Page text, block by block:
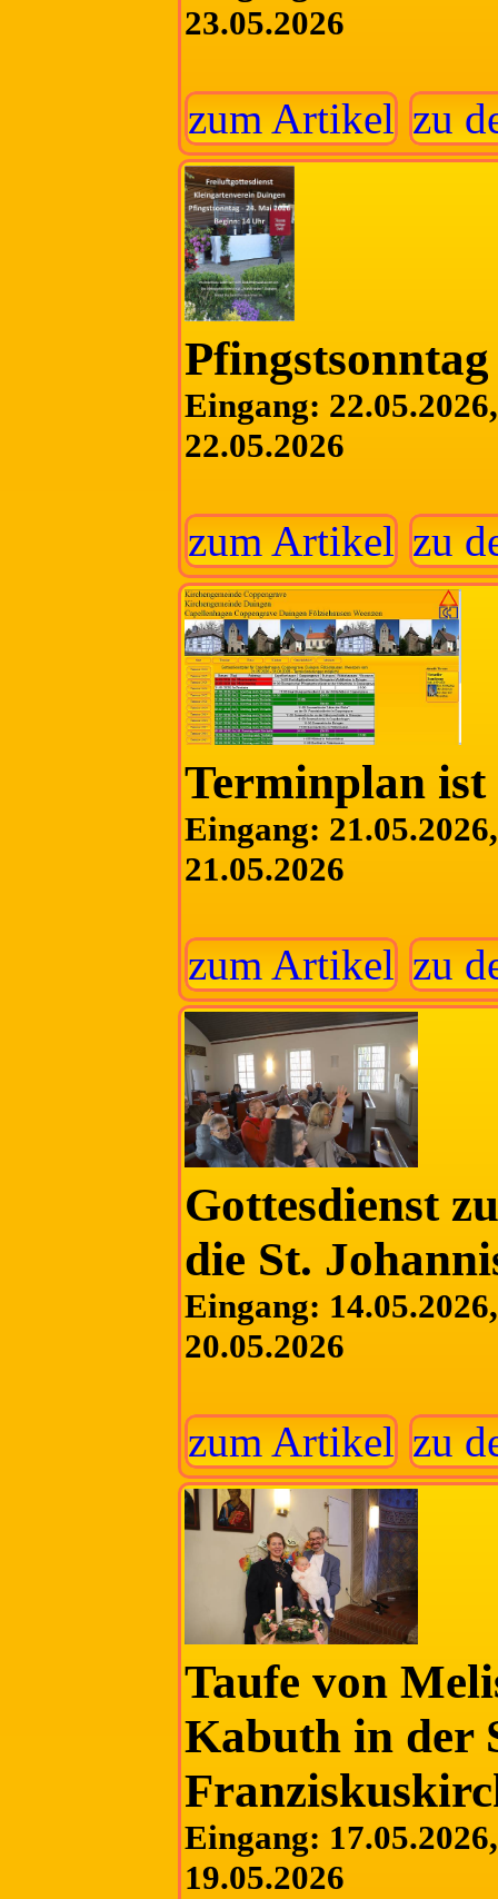
23.05.2026
zum Artikel zu
Eingang:
22.05.2026
zum Artikel zu
Terminplan
Eingang:
21.05.2026
zum Artikel zu
Gottesdienst
die St.
Eingang:
20.05.2026
zum Artikel zu
Taufe von
Kabuth in der
Eingang:
19.05.2026